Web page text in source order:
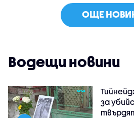
ОЩЕ
Водещи новини
за